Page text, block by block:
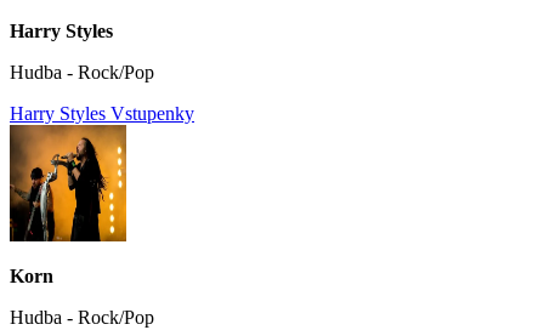
Harry Styles
Hudba - Rock/Pop
Harry Styles Vstupenky
Korn
Hudba - Rock/Pop